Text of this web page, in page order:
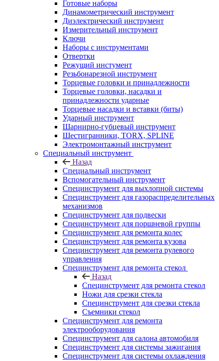
Готовые наборы
Динамометрический инструмент
Диэлектрический инструмент
Измерительный инструмент
Ключи
Наборы с инструментами
Отвертки
Режущий инстумент
Резьбонарезной инструмент
Торцевые головки и принадлежности
Торцевые головки, насадки и
принадлежности ударные
Торцевые насадки и вставки (биты)
Ударный инструмент
Шарнирно-губцевый инструмент
Шестигранники, TORX, SPLINE
Электромонтажный инструмент
Специальный инструмент
Назад
Специальный инструмент
Вспомогательный инструмент
Специнструмент для выхлопной системы
Специнструмент для газораспределительных
механизмов
Специнструмент для подвески
Специнструмент для поршневой группы
Специнструмент для ремонта колес
Специнструмент для ремонта кузова
Специнструмент для ремонта рулевого
управления
Специнструмент для ремонта стекол
Назад
Специнструмент для ремонта стекол
Ножи для срезки стекла
Специнструмент для срезки стекла
Съемники стекол
Специнструмент для ремонта
электрооборудования
Специнструмент для салона автомобиля
Специнструмент для системы зажигания
Специнструмент для системы охлаждения